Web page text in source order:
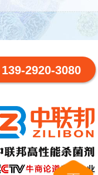
139-2920-3080